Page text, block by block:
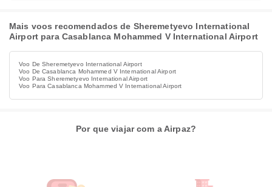
Mais voos recomendados de Sheremetyevo International
Airport para Casablanca Mohammed V International Airport
Voo De Sheremetyevo International Airport
Voo De Casablanca Mohammed V International Airport
Voo Para Sheremetyevo International Airport
Voo Para Casablanca Mohammed V International Airport
Por que viajar com a Airpaz?